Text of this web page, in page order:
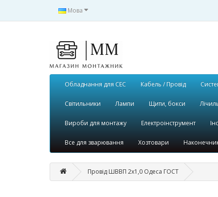
Мова
Обладнання для СЕС Кабель / Провід
Світильники Лампи Щити, бокси
Вироби для монтажу Електроінструмент
Все для зварювання Хозтовари
Провід ШВВП 2x1,0 Одеса ГОСТ